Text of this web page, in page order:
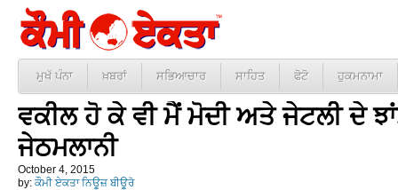
ਮੁਖੱ ਪੰਨਾ ਖ਼ਬਰਾਂ ਸਭਿਆਚਾਰ ਸਾਹਿਤ ਫੋਟੋ ਹੁਕਮਨਾਮਾ
ਵਕੀਲ ਹੋ ਕੇ ਵੀ ਮੈਂ ਮੋਦੀ ਅਤੇ ਜੇਟਲੀ ਦੇ
ਜੇਠਮਲਾਨੀ
October 4, 2015
by: ਕੌਮੀ ਏਕਤਾ ਨਿਊਜ਼ ਬੀਊਰੋ